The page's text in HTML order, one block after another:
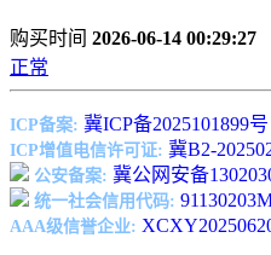
购买时间 2026-06-14 00:29:27
正常
ICP备案: 冀ICP备2025101899号
ICP增值电信许可证: 冀B2-
公安备案: 冀公网安备
统一社会信用代码:
AAA级信誉企业: